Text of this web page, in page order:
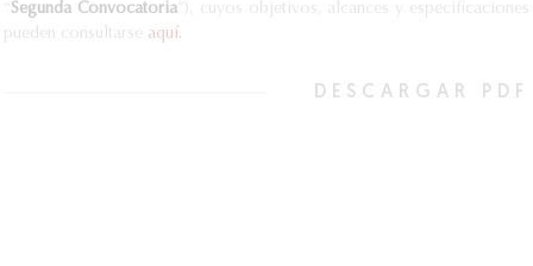
Segunda Convocatoria”), cuyos objetivos, alcances y especificaciones
pueden consultarse aquí.
DESCARGAR PDF